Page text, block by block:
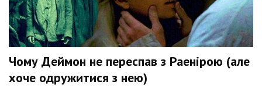
Чому Деймон не переспав з Раенірою (але
хоче одружитися з нею)